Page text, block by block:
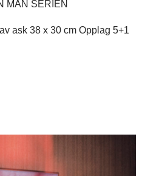
MAN SERIEN
ask 38 x 30 cm Opplag 5+1